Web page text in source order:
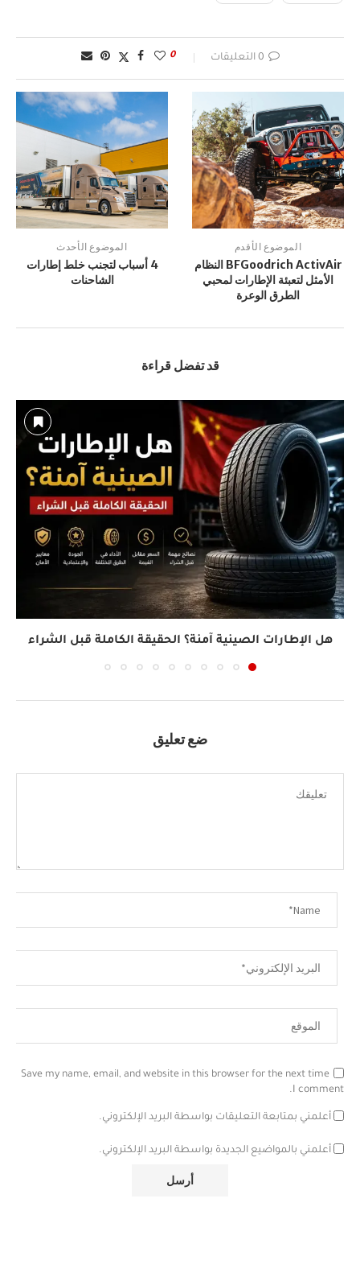
0 التعليقات 0
الموضوع الأقدم
BFGoodrich ActivAir النظام
الأمثل لتعبئة الإطارات لمحبي
الطرق الوعرة
الموضوع الأحدث
4 أسباب لتجنب خلط إطارات
الشاحنات
قد تفضل قراءة
هل الإطارات الصينية آمنة؟ الحقيقة الكاملة قبل الشراء
ضع تعليق
Save my name, email, and website in this browser for the next time
I comment.
أعلمني بمتابعة التعليقات بواسطة البريد الإلكتروني.
أعلمني بالمواضيع الجديدة بواسطة البريد الإلكتروني.